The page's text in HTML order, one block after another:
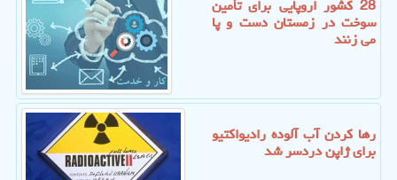
28 کشور اروپایی برای تأمین
سوخت در زمستان دست و پا
می زنند
رها کردن آب آلوده رادیواکتیو
برای ژاپن دردسر شد